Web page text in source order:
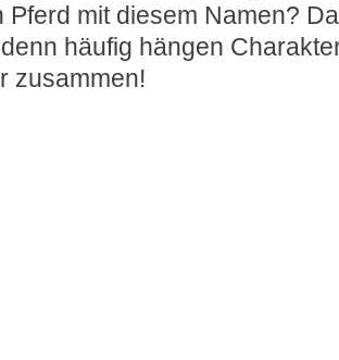
Pferd mit diesem Namen?
häufig hängen
zusammen!